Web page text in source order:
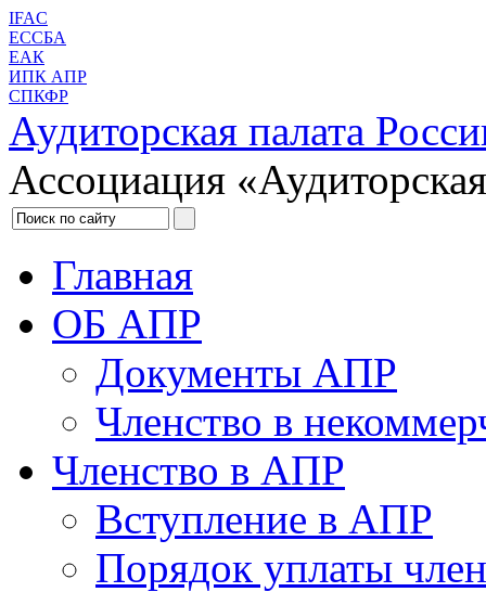
IFAC
ЕССБА
ЕАК
ИПК АПР
СПКФР
Аудиторская палата
Ассоциация
Главная
ОБ АПР
Документы АПР
Членство в
Членство в АПР
Вступление в АПР
Порядок уплаты